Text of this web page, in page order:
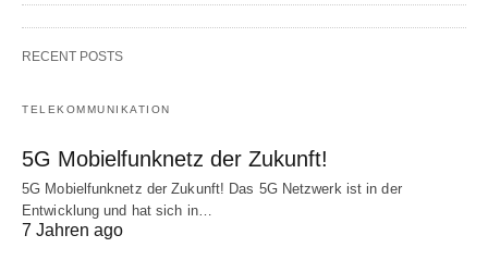
RECENT POSTS
TELEKOMMUNIKATION
5G Mobielfunknetz der Zukunft!
5G Mobielfunknetz der Zukunft! Das 5G Netzwerk ist in der
Entwicklung und hat sich in…
7 Jahren ago